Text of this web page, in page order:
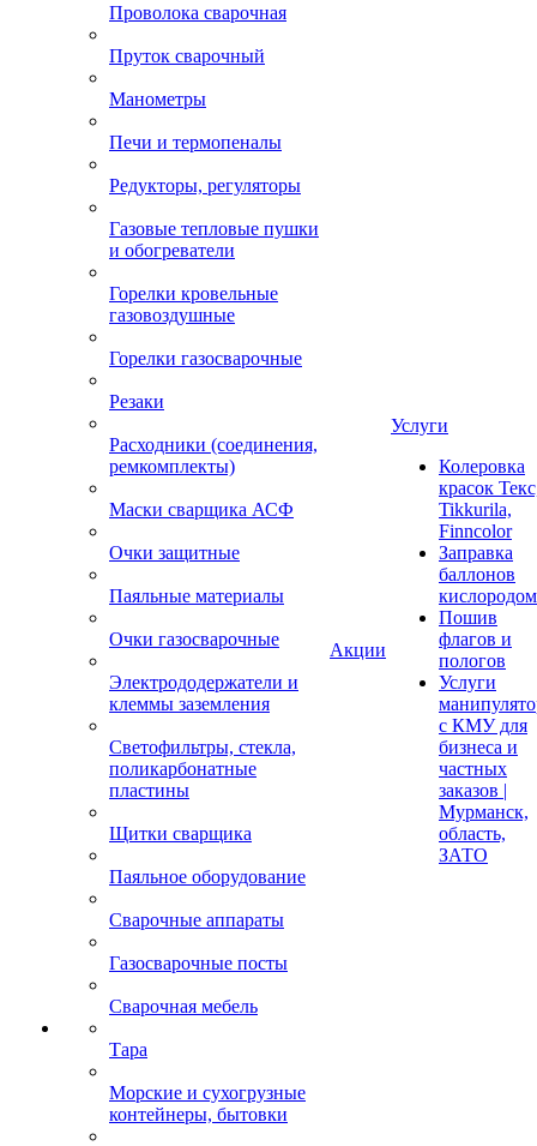
Проволока сварочная
Пруток сварочный
Манометры
Печи и термопеналы
Редукторы, регуляторы
Газовые тепловые пушки
и обогреватели
Горелки кровельные
газовоздушные
Горелки газосварочные
Резаки
Расходники (соединения,
ремкомплекты)
Маски сварщика АСФ
Очки защитные
Паяльные материалы
Очки газосварочные
Электрододержатели и
клеммы заземления
Светофильтры, стекла,
поликарбонатные
пластины
Щитки сварщика
Паяльное оборудование
Сварочные аппараты
Газосварочные посты
Сварочная мебель
Тара
Морские и сухогрузные
контейнеры, бытовки
Акции
Услуги
Колеровка
красок
Tikkurila,
Finncolor
Заправка
баллонов
кислородом
Пошив
флагов и
пологов
Услуги
с КМУ для
бизнеса и
частных
заказов |
Мурманск,
область,
ЗАТО